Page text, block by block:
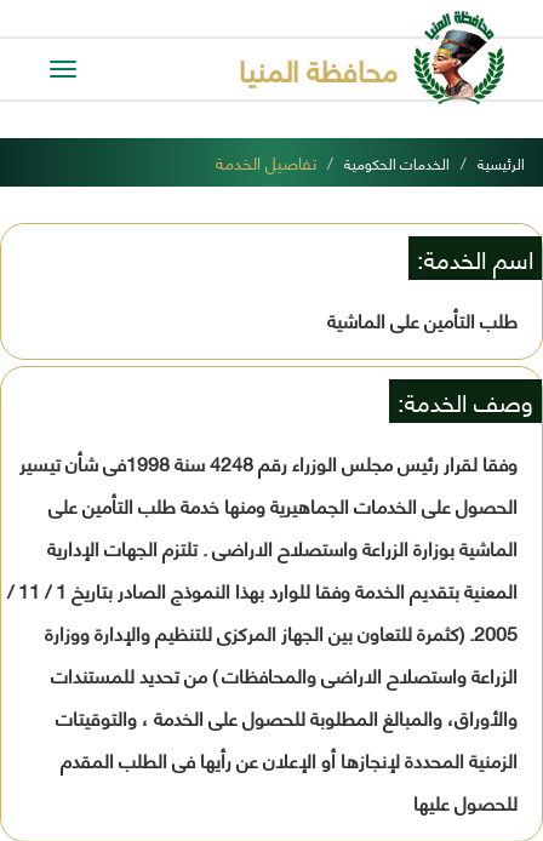
Toggle
محافظة المنيا
الرئيسية الخدمات الحكومية تفاصيل الخدمة
اسم الخدمة:
طلب التأمين على الماشية
وصف الخدمة:
وفقا لقرار رئيس مجلس الوزراء رقم 4248 سنة 1998فى شأن تيسير
الحصول على الخدمات الجماهيرية ومنها خدمة طلب التأمين على
الماشية بوزارة الزراعة واستصلاح الاراضى . تلتزم الجهات الإدارية
المعنية بتقديم الخدمة وفقا للوارد بهذا النموذج الصادر بتاريخ 1 / 11 /
2005. (كثمرة للتعاون بين الجهاز المركزى للتنظيم والإدارة ووزارة
الزراعة واستصلاح الاراضى والمحافظات ) من تحديد للمستندات
والأوراق، والمبالغ المطلوبة للحصول على الخدمة ، والتوقيتات
الزمنية المحددة لإنجازها أو الإعلان عن رأيها فى الطلب المقدم
للحصول عليها